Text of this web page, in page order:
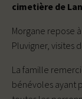
cimetière de
Morgane repose
Pluvigner, visites
La famille
bénévoles ayant